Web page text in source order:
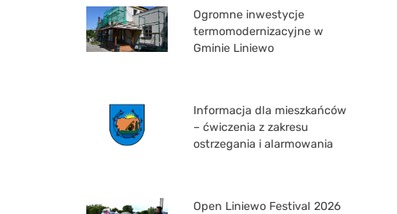
Ogromne inwestycje
termomodernizacyjne w
Gminie Liniewo
Informacja dla mieszkańców
– ćwiczenia z zakresu
ostrzegania i alarmowania
Open Liniewo Festival 2026